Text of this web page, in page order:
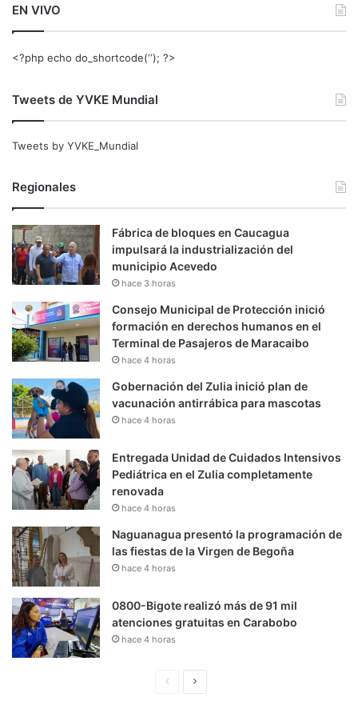
EN VIVO
<?php echo do_shortcode(‘‘); ?>
Tweets de YVKE Mundial
Tweets by YVKE_Mundial
Regionales
Fábrica de bloques en Caucagua
impulsará la industrialización del
municipio Acevedo
hace 3 horas
Consejo Municipal de Protección inició
formación en derechos humanos en el
Terminal de Pasajeros de Maracaibo
hace 4 horas
Gobernación del Zulia inició plan de
vacunación antirrábica para mascotas
hace 4 horas
Entregada Unidad de Cuidados Intensivos
Pediátrica en el Zulia completamente
renovada
hace 4 horas
Naguanagua presentó la programación de
las fiestas de la Virgen de Begoña
hace 4 horas
0800-Bigote realizó más de 91 mil
atenciones gratuitas en Carabobo
hace 4 horas